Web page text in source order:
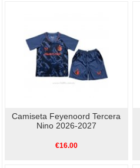
Camiseta Feyenoord Tercera
Nino 2026-2027
€16.00